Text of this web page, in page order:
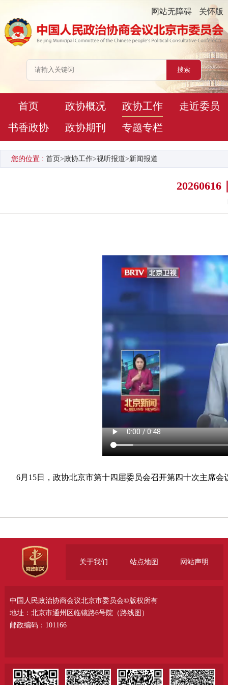
网站无障碍 关怀版
首页 政协概况 政协工作
走近委员
书香政协
政协期刊 专题专栏
您的位置 : 首页>政协工作>视听报道>新闻报道
6月15日，政协北京市第十四届委员会召开第四十次主席会
关于我们 站点地图 网站声明
中国人民政治协商会议北京市委员会©版权所有
地址：北京市通州区临镜路6号院（ 路线图 ）
邮政编码：101166